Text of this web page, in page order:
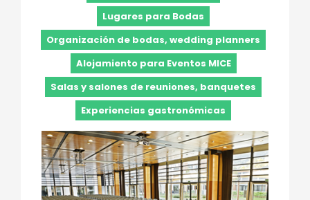
Lugares para Bodas
Organización de bodas, wedding planners
Alojamiento para Eventos MICE
Salas y salones de reuniones, banquetes
Experiencias gastronómicas